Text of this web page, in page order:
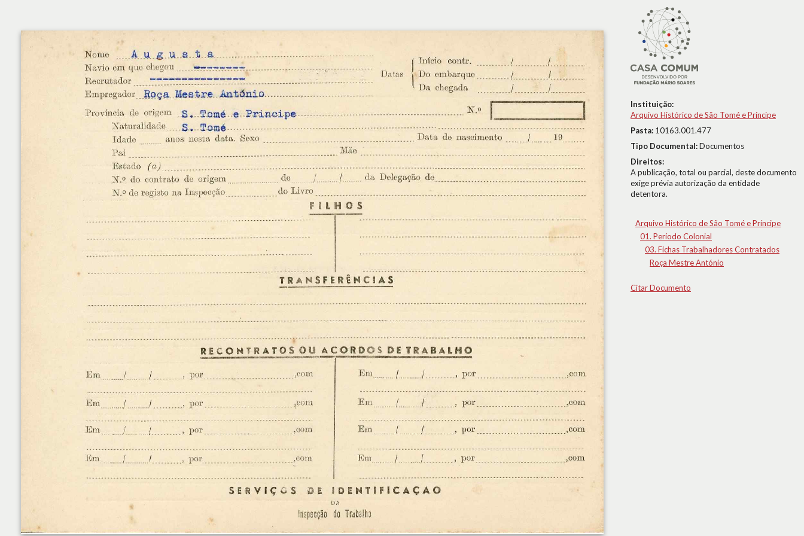
Instituição:
Arquivo Histórico de São Tomé e Príncipe
Pasta: 10163.001.477
Tipo Documental:Documentos
Direitos:
A publicação, total ou parcial, deste documento
exige prévia autorização da entidade
detentora.
Arquivo Histórico de São Tomé e Príncipe
01. Período Colonial
03. Fichas Trabalhadores Contratados
Roça Mestre António
Citar Documento